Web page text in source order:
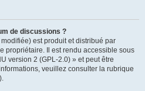
de discussions ?
est produit et distribué par
propriétaire. Il est rendu accessible sous
version 2 (GPL-2.0) » et peut être
veuillez consulter la rubrique